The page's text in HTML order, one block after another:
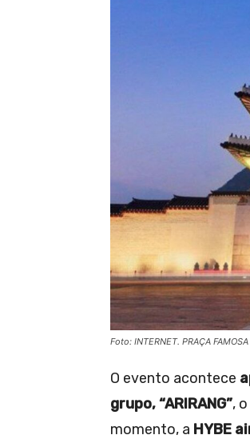
Foto: INTERNET. PRAÇA
O evento acontece
grupo, “ARIRANG”,
momento, a HYBE